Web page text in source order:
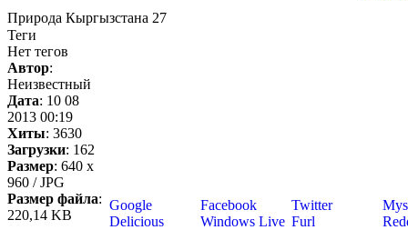
Природа Кыргызстана 27
Теги
Нет тегов
Автор:
Неизвестный
Дата: 10 08
2013 00:19
Хиты: 3630
Загрузки: 162
Размер: 640 x
960 / JPG
Размер файла:
220,14 KB
Google Facebook Twitter
Delicious
Windows Live Furl